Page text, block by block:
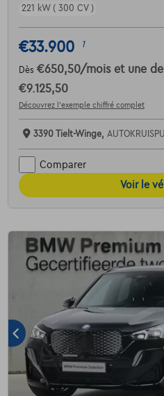
221 kW ( 300 CV )
€33.900 1
Dès €650,50/mois et une
€9.125,50
Découvrez l’exemple chiffré complet
3390 Tielt-Winge,
Comparer
Voir le